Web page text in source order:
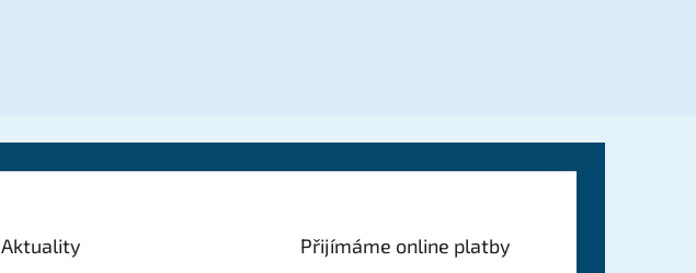
Aktuality
Přijímáme online platby